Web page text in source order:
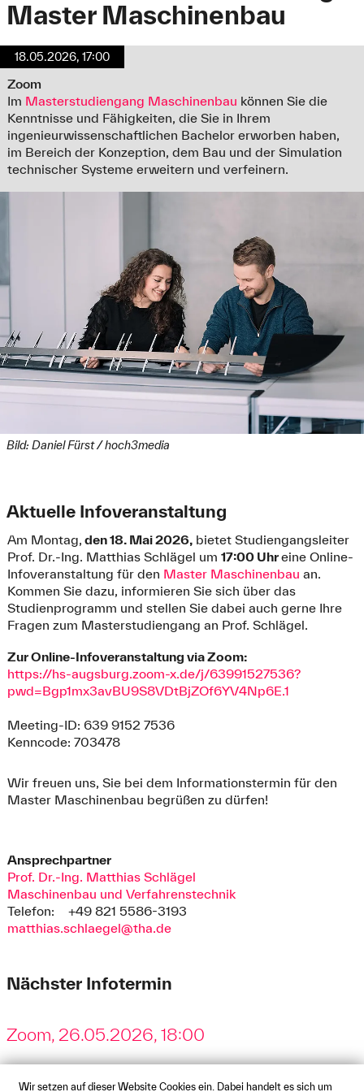
Wir setzen auf dieser Website Cookies ein. Dabei handelt es sich um
Master Maschinenbau
18.05.2026, 17:00
Zoom
Im Masterstudiengang Maschinenbau können Sie die
Kenntnisse und Fähigkeiten, die Sie in Ihrem
ingenieurwissenschaftlichen Bachelor erworben haben,
im Bereich der Konzeption, dem Bau und der Simulation
technischer Systeme erweitern und verfeinern.
Bild: Daniel Fürst / hoch3media
Aktuelle Infoveranstaltung
Am Montag, den 18. Mai 2026,bietet Studiengangsleiter
Prof. Dr.-Ing. Matthias Schlägel um 17:00 Uhreine Online-
Infoveranstaltung für den Master Maschinenbau an.
Kommen Sie dazu, informieren Sie sich über das
Studienprogramm und stellen Sie dabei auch gerne Ihre
Fragen zum Masterstudiengang an Prof. Schlägel.
Zur Online-Infoveranstaltung via Zoom:
https://hs-augsburg.zoom-x.de/j/63991527536?
pwd=Bgp1mx3avBU9S8VDtBjZOf6YV4Np6E.1
Meeting-ID: 639 9152 7536
Kenncode: 703478
Wir freuen uns, Sie bei dem Informationstermin für den
Master Maschinenbau begrüßen zu dürfen!
Ansprechpartner
Prof. Dr.-Ing. Matthias Schlägel
Maschinenbau und Verfahrenstechnik
Telefon:
+49 821 5586-3193
matthias.schlaegel@tha.de
Nächster Infotermin
Zoom, 26.05.2026, 18:00